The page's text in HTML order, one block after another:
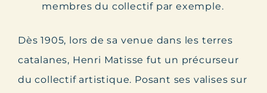
membres du collectif par exemple.
Dès 1905, lors de sa venue dans les terres
catalanes, Henri Matisse fut un précurseur
du collectif artistique. Posant ses valises sur